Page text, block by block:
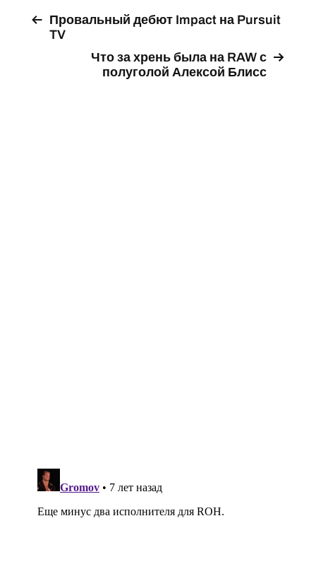
Провальный дебют Impact на Pursuit
TV
Что за хрень была на RAW с
полуголой Алексой Блисс